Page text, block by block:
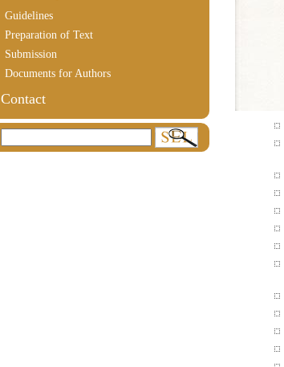
Guidelines
Preparation of Text
Submission
Documents for Authors
Contact